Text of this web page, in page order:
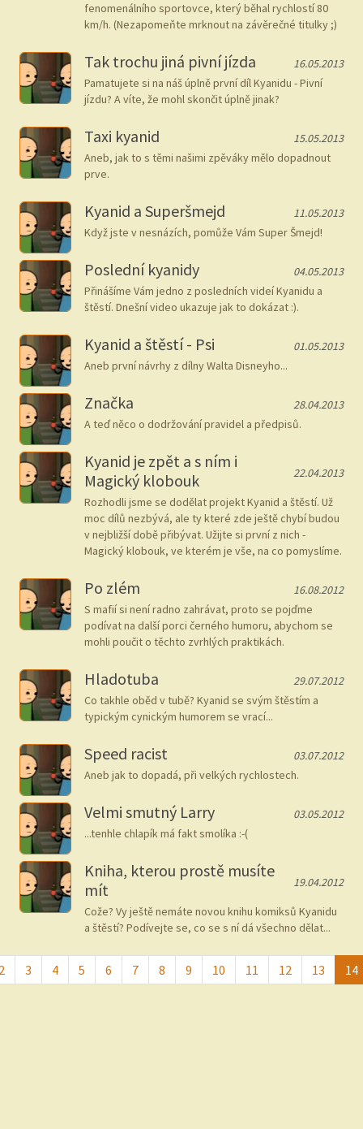
fenomenálního sportovce, který běhal rychlostí 80
km/h. (Nezapomeňte mrknout na závěrečné titulky ;)
Tak trochu jiná pivní jízda
16.05.2013
Pamatujete si na náš úplně první díl Kyanidu - Pivní
jízdu? A víte, že mohl skončit úplně jinak?
Taxi kyanid
15.05.2013
Aneb, jak to s těmi našimi zpěváky mělo dopadnout
prve.
Kyanid a Superšmejd
11.05.2013
Když jste v nesnázích, pomůže Vám Super Šmejd!
Poslední kyanidy
04.05.2013
Přinášíme Vám jedno z posledních videí Kyanidu a
štěstí. Dnešní video ukazuje jak to dokázat :).
Kyanid a štěstí - Psi
01.05.2013
Aneb první návrhy z dílny Walta Disneyho...
Značka
28.04.2013
A teď něco o dodržování pravidel a předpisů.
Kyanid je zpět a s ním i
Magický klobouk
22.04.2013
Rozhodli jsme se dodělat projekt Kyanid a štěstí. Už
moc dílů nezbývá, ale ty které zde ještě chybí budou
v nejbližší době přibývat. Užijte si první z nich -
Magický klobouk, ve kterém je vše, na co pomyslíme.
Po zlém
16.08.2012
S mafií si není radno zahrávat, proto se pojďme
podívat na další porci černého humoru, abychom se
mohli poučit o těchto zvrhlých praktikách.
Hladotuba
29.07.2012
Co takhle oběd v tubě? Kyanid se svým štěstím a
typickým cynickým humorem se vrací...
Speed racist
03.07.2012
Aneb jak to dopadá, při velkých rychlostech.
Velmi smutný Larry
03.05.2012
...tenhle chlapík má fakt smolíka :-(
Kniha, kterou prostě musíte
mít
19.04.2012
Cože? Vy ještě nemáte novou knihu komiksů Kyanidu
a štěstí? Podívejte se, co se s ní dá všechno dělat...
3 4 5 6 7 8 9 10 11 12 13 14